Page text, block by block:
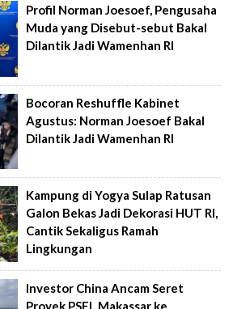
Profil Norman Joesoef, Pengusaha
Muda yang Disebut-sebut Bakal
Dilantik Jadi Wamenhan RI
Bocoran Reshuffle Kabinet
Agustus: Norman Joesoef Bakal
Dilantik Jadi Wamenhan RI
Kampung di Yogya Sulap Ratusan
Galon Bekas Jadi Dekorasi HUT RI,
Cantik Sekaligus Ramah
Lingkungan
Investor China Ancam Seret
Proyek PSEL Makassar ke